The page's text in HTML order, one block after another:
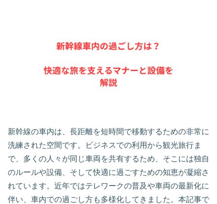
新幹線の車内は、長距離を短時間で移動するための非常に
洗練された空間です。ビジネスでの利用から観光旅行ま
で、多くの人々が同じ車両を共有するため、そこには独自
のルールや設備、そして快適に過ごすための知恵が凝縮さ
れています。近年ではテレワークの普及や車両の最新化に
伴い、車内での過ごし方も多様化してきました。本記事で